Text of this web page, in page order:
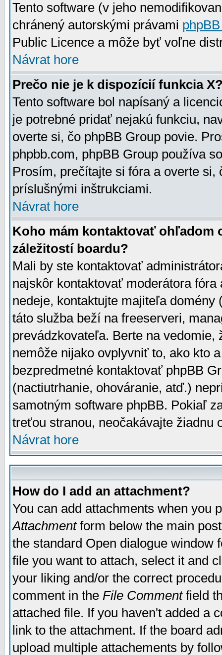
Tento software (v jeho
chránený autorskými právami
Public Licence a môže byť voľne
Návrat hore
Prečo nie je k dispozícií funkcia
Tento software bol napísaný a
je potrebné pridať nejakú funkciu,
overte si, čo phpBB Group povie.
phpbb.com, phpBB Group používa
Prosím, prečítajte si fóra a overte
príslušnými inštrukciami.
Návrat hore
Koho mám kontaktovať ohľadom
záležitostí boardu?
Mali by ste kontaktovať
najskôr kontaktovať moderátora
nedeje, kontaktujte majiteľa
táto služba beží na freeserveri,
prevádzkovateľa. Berte na vedomie,
nemôže nijako ovplyvniť to, ako kto
bezpredmetné kontaktovať phpBB
(nactiutrhanie, ohováranie, atď.)
samotným software phpBB. Pokiaľ
treťou stranou, neočakávajte žiadnu
Návrat hore
How do I add an attachment?
You can add attachments when you
Attachmentform below the main
the standard Open dialogue window
file you want to attach, select it and
your liking and/or the correct
comment in the File Commentfield
attached file. If you haven't added a
link to the attachment. If the board
upload multiple attachements by